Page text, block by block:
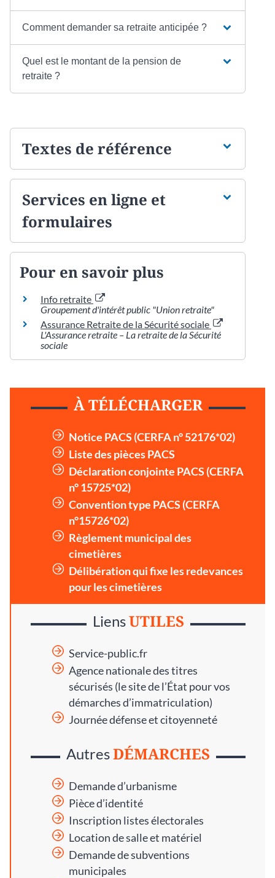
Comment demander sa retraite anticipée ?
Quel est le montant de la pension de
retraite ?
Textes de référence
Services en ligne et
formulaires
Pour en savoir plus
Info retraite
Groupement d'intérêt public "Union retraite"
Assurance Retraite de la Sécurité sociale
L'Assurance retraite – La retraite de la Sécurité
sociale
À TÉLÉCHARGER
Notice PACS (CERFA n° 52176*02)
Liste des pièces PACS
Déclaration conjointe PACS (CERFA
n° 15725*02)
Convention type PACS (CERFA
n°15726*02)
Règlement municipal des
cimetières
Délibération qui fixe les redevances
pour les cimetières
LiensUTILES
Service-public.fr
Agence nationale des titres
sécurisés (le site de l’État pour vos
démarches d’immatriculation)
Journée défense et citoyenneté
AutresDÉMARCHES
Demande d’urbanisme
Pièce d’identité
Inscription listes électorales
Location de salle et matériel
Demande de subventions
municipales